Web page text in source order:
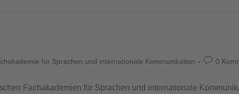
für Sprachen und internationale Kommunikation 0
Fachakademien für Sprachen und internationale